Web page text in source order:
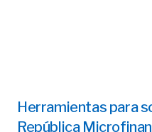
Herramientas para
República